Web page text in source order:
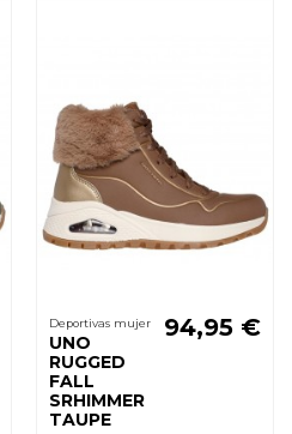
Deportivas mujer
UNO
RUGGED
FALL
SRHIMMER
TAUPE
94,95 €